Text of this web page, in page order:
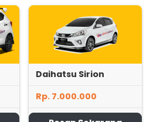
Daihatsu Sirion
Rp. 7.000.000